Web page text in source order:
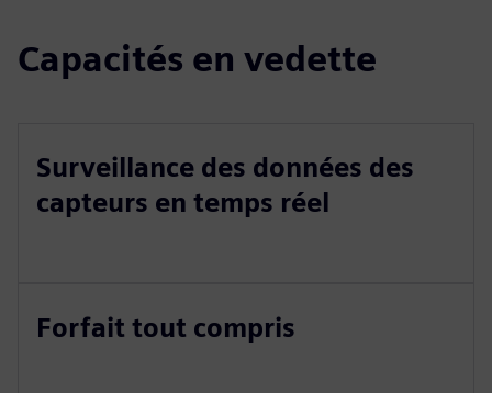
Capacités en vedette
Surveillance des données des
capteurs en temps réel
Forfait tout compris